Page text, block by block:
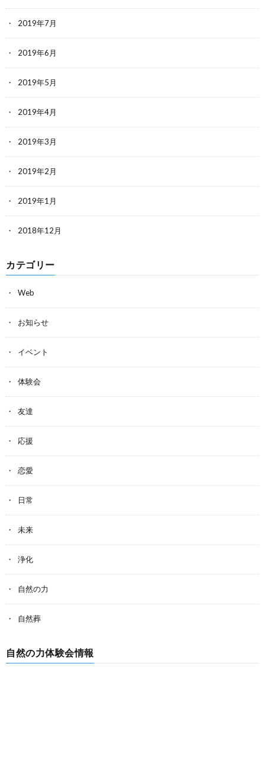
2019年7月
2019年6月
2019年5月
2019年4月
2019年3月
2019年2月
2019年1月
2018年12月
カテゴリー
Web
お知らせ
イベント
体験会
友達
応援
恋愛
日常
未来
浄化
自然の力
自然葬
自然の力体験会情報